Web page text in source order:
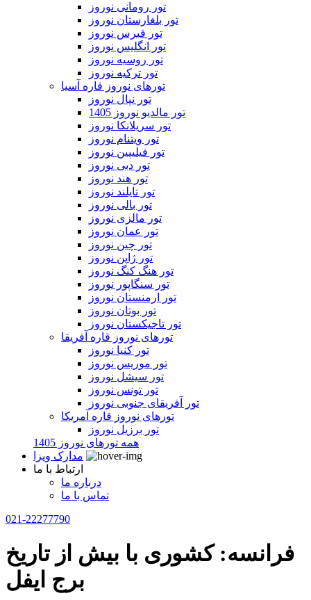
تور رومانی نوروز
تور بلغارستان نوروز
تور قبرس نوروز
تور انگلیس نوروز
تور روسیه نوروز
تور ترکیه نوروز
تورهای نوروز قاره آسیا
تور نپال نوروز
تور مالدیو نوروز 1405
تور سریلانکا نوروز
تور ویتنام نوروز
تور فیلیپین نوروز
تور دبی نوروز
تور هند نوروز
تور تایلند نوروز
تور بالی نوروز
تور مالزی نوروز
تور عمان نوروز
تور چین نوروز
تور ژاپن نوروز
تور هنگ کنگ نوروز
تور سنگاپور نوروز
تور ارمنستان نوروز
تور بوتان نوروز
تور تاجیکستان نوروز
تورهای نوروز قاره آفریقا
تور کنیا نوروز
تور موریس نوروز
تور سیشل نوروز
تور تونس نوروز
تور آفریقای جنوبی نوروز
تورهای نوروز قاره آمریکا
تور برزیل نوروز
همه تورهای نوروز 1405
مدارک ویزا
ارتباط با ما
درباره ما
تماس با ما
021-22277790
فرانسه: کشوری با بیش از تاریخ
برج ایفل